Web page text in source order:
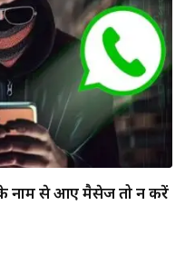
नाम से आए मैसेज तो न करें